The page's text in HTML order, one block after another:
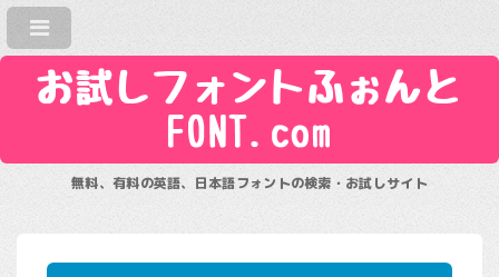
お試しフォントふぉんと
FONT.com
無料、有料の英語、日本語フォントの検索・お試しサイト